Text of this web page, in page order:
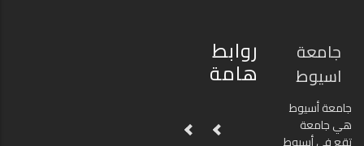
جامعة
اسيوط
جامعة أسيوط
هي جامعة
روابط
هامة